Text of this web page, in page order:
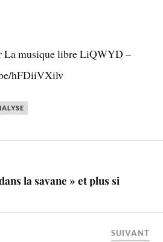
La musique libre LiQWYD –
hFDiiVXilv
la savane » et plus si
SUIVANT